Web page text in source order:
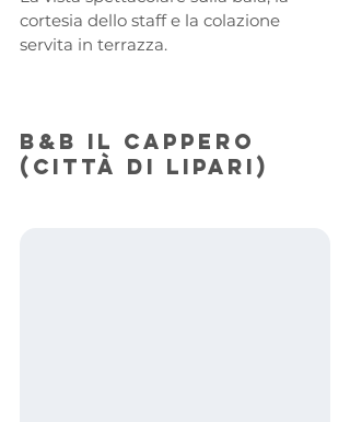
cortesia dello staff e la colazione
servita in terrazza.
B&B Il Cappero
(Città di Lipari)